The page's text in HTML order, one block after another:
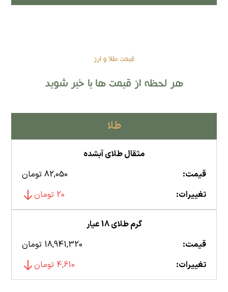
قیمت طلا و ارز
هر لحظه از قیمت ها با خبر شوید
طلا
مثقال طلای آبشده
قیمت:
82,050 تومان
تغییرات:
20 تومان
گرم طلای 18 عیار
قیمت:
18,941,320 تومان
تغییرات:
4,610 تومان